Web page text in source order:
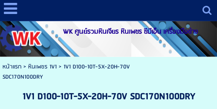
WK ศูนย์รวมหินเจียร หินเพชร ซีบีเอ็น เครื่องมือช่าง
หน้าแรก> หินเพชร 1V1> 1V1 D100-10T-5X-20H-70V
SDC170N100DRY
1V1 D100-10T-5X-20H-70V SDC170N100DRY